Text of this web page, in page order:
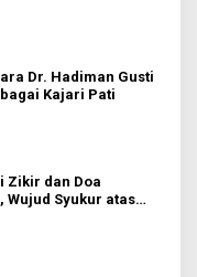
Dr. Hadiman Gusti
Kajari Pati
Zikir dan Doa
Wujud Syukur atas